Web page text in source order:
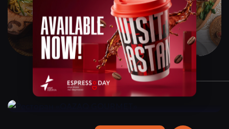
Qazaq Gourmet
Ценовая категория $$$$$
Instagram:@qazaq.gourmet